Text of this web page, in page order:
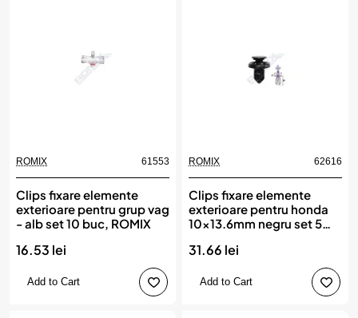
ROMIX 61553
Clips fixare elemente
exterioare pentru grup vag
- alb set 10 buc, ROMIX
16.53 lei
Add to Cart
ROMIX 62616
Clips fixare elemente
exterioare pentru honda
10x13.6mm negru set 5
31.66 lei
Add to Cart